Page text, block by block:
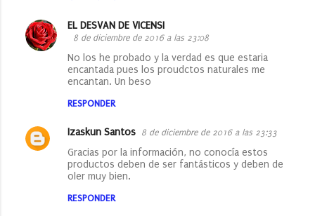
EL DESVAN DE VICENSI
8 de diciembre de 2016 a las 23:08
No los he probado y la verdad es que estaria
encantada pues los proudctos naturales me
encantan. Un beso
RESPONDER
Izaskun Santos 8 de diciembre de 2016 a las 23:33
Gracias por la información, no conocía estos
productos deben de ser fantásticos y deben de
oler muy bien.
RESPONDER